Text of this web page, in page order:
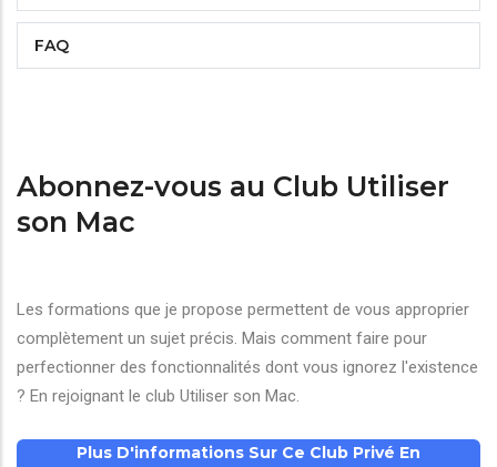
FAQ
Abonnez-vous au Club Utiliser
son Mac
Les formations que je propose permettent de vous approprier
complètement un sujet précis. Mais comment faire pour
perfectionner des fonctionnalités dont vous ignorez l'existence
? En rejoignant le club Utiliser son Mac.
Plus D'informations Sur Ce Club Privé En